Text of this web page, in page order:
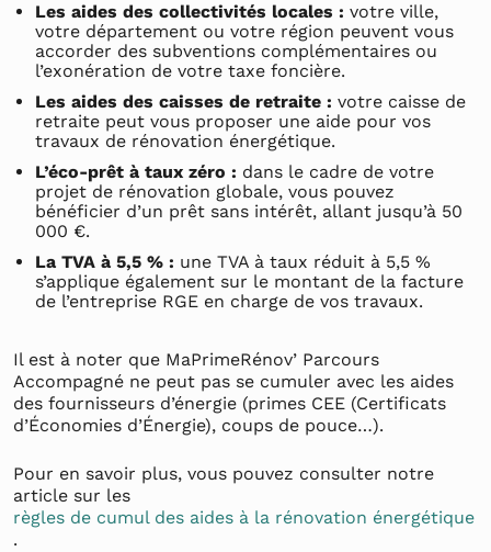
Les aides des collectivités locales : votre ville,
votre département ou votre région peuvent vous
accorder des subventions complémentaires ou
l’exonération de votre taxe foncière.
Les aides des caisses de retraite : votre caisse de
retraite peut vous proposer une aide pour vos
travaux de rénovation énergétique.
L’éco-prêt à taux zéro : dans le cadre de votre
projet de rénovation globale, vous pouvez
bénéficier d’un prêt sans intérêt, allant jusqu’à 50
000 €.
La TVA à 5,5 % : une TVA à taux réduit à 5,5 %
s’applique également sur le montant de la facture
de l’entreprise RGE en charge de vos travaux.
Il est à noter que MaPrimeRénov’ Parcours
Accompagné ne peut pas se cumuler avec les aides
des fournisseurs d’énergie (primes CEE (Certificats
d’Économies d’Énergie), coups de pouce…).
Pour en savoir plus, vous pouvez consulter notre
article sur les
règles de cumul des aides à la rénovation énergétique
.